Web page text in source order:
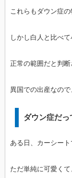
これらもダウン症の
しかし白人と比べて
正常の範囲だと判断
異国での出産なので
ダウン症だっ
ある日、カーシート
ただ単純に可愛くて